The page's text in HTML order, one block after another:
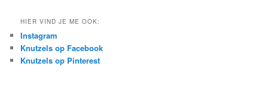
HIER VIND JE ME OOK:
Instagram
Knutzels op Facebook
Knutzels op Pinterest